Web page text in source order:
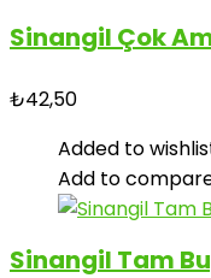
Sinangil Çok
₺42,50
Added to
Add to
Sinangil Tam